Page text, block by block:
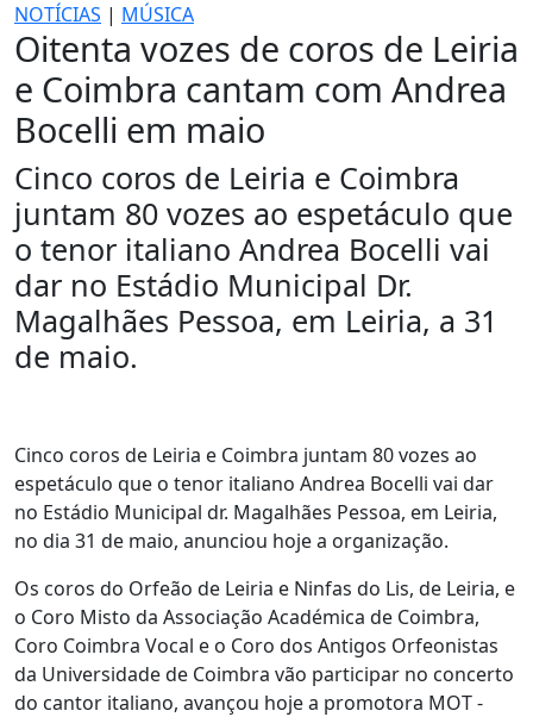
NOTÍCIAS | MÚSICA
Oitenta vozes de coros de Leiria
e Coimbra cantam com Andrea
Bocelli em maio
Cinco coros de Leiria e Coimbra
juntam 80 vozes ao espetáculo que
o tenor italiano Andrea Bocelli vai
dar no Estádio Municipal Dr.
Magalhães Pessoa, em Leiria, a 31
de maio.
Cinco coros de Leiria e Coimbra juntam 80 vozes ao
espetáculo que o tenor italiano Andrea Bocelli vai dar
no Estádio Municipal dr. Magalhães Pessoa, em Leiria,
no dia 31 de maio, anunciou hoje a organização.
Os coros do Orfeão de Leiria e Ninfas do Lis, de Leiria, e
o Coro Misto da Associação Académica de Coimbra,
Coro Coimbra Vocal e o Coro dos Antigos Orfeonistas
da Universidade de Coimbra vão participar no concerto
do cantor italiano, avançou hoje a promotora MOT -